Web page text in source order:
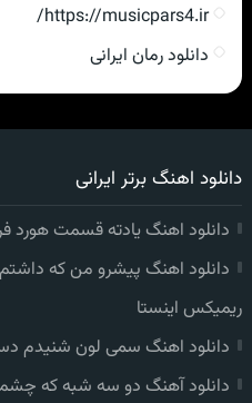
https://musicpars4.ir/
دانلود رمان ایرانی
دانلود اهنگ برتر ایرانی
دانلود اهنگ یادته قسمت هورد
دانلود اهنگ پیشرو من که
ریمیکس اینستا
دانلود اهنگ سمی لون شنیدم
دانلود آهنگ دو سه شبه که